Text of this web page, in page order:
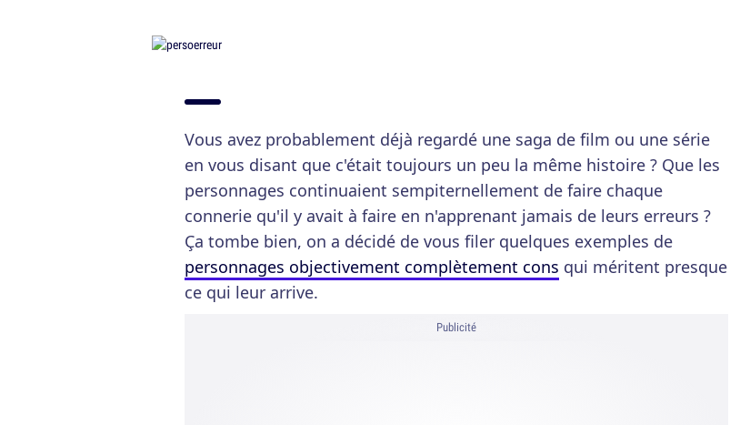
Vous avez probablement déjà regardé une saga de film ou une série
en vous disant que c'était toujours un peu la même histoire ? Que les
personnages continuaient sempiternellement de faire chaque
connerie qu'il y avait à faire en n'apprenant jamais de leurs erreurs ?
Ça tombe bien, on a décidé de vous filer quelques exemples de
personnages objectivement complètement cons qui méritent presque
ce qui leur arrive.
Publicité